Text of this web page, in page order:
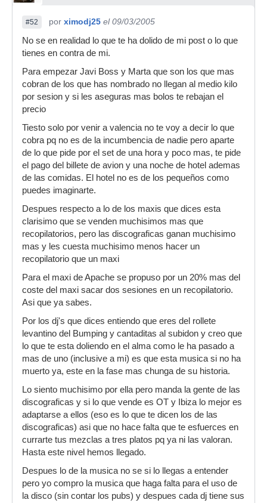
dices a ver si algun dia te acercas a hacer fiestas
del estilo de estas (perdon por la publicidad)
Marco Carola vs Luis Lopez
18/03/2005 Fallas 05 ----> Dj Tiesto & Monica X
Si no tienes bastante profesionalidad pasate un
dia por APACHE vlc y hablamos
#52 por ximodj25 el 09/03/2005
No se en realidad lo que te ha dolido de mi post o lo que
tienes en contra de mi.
Para empezar Javi Boss y Marta que son los que mas
cobran de los que has nombrado no llegan al medio kilo
por sesion y si les aseguras mas bolos te rebajan el
precio
Tiesto solo por venir a valencia no te voy a decir lo que
cobra pq no es de la incumbencia de nadie pero aparte
de lo que pide por el set de una hora y poco mas, te pide
el pago del billete de avion y una noche de hotel ademas
de las comidas. El hotel no es de los pequeños como
puedes imaginarte.
Despues respecto a lo de los maxis que dices esta
clarisimo que se venden muchisimos mas que
recopilatorios, pero las discograficas ganan muchisimo
mas y les cuesta muchisimo menos hacer un
recopilatorio que un maxi
Para el maxi de Apache se propuso por un 20% mas del
coste del maxi sacar dos sesiones en un recopilatorio.
Asi que ya sabes.
Por los dj's que dices entiendo que eres del rollete
levantino del Bumping y cantaditas al subidon y creo que
lo que te esta doliendo en el alma como le ha pasado a
mas de uno (inclusive a mi) es que esta musica si no ha
muerto ya, este en la fase mas chunga de su historia.
Lo siento muchisimo por ella pero manda la gente de las
discograficas y si lo que vende es OT y Ibiza lo mejor es
adaptarse a ellos (eso es lo que te dicen los de las
discograficas) asi que no hace falta que te esfuerces en
currarte tus mezclas a tres platos pq ya ni las valoran.
Hasta este nivel hemos llegado.
Despues lo de la musica no se si lo llegas a entender
pero yo compro la musica que haga falta para el uso de
la disco (sin contar los pubs) y despues cada dj tiene sus